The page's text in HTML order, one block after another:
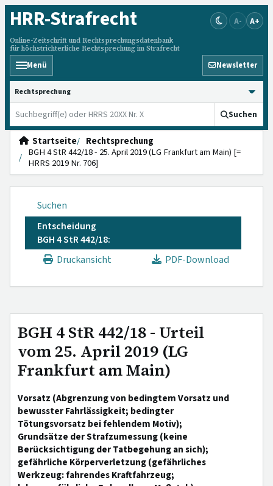
HRR-Strafrecht
Online-Zeitschrift und Rechtsprechungsdatenbank
für höchstrichterliche Rechtsprechung im Strafrecht
A- A+
Menü Newsletter
HRRS durchsuchen
Suchen
Startseite
Rechtsprechung
BGH 4 StR 442/18 - 25. April 2019 (LG Frankfurt am Main) [=
HRRS 2019 Nr. 706]
Suchen
Entscheidung
BGH 4 StR 442/18:
Druckansicht
PDF-Download
BGH 4 StR 442/18 - Urteil
vom 25. April 2019 (LG
Frankfurt am Main)
Vorsatz (Abgrenzung von bedingtem Vorsatz und
bewusster Fahrlässigkeit; bedingter
Tötungsvorsatz bei fehlendem Motiv);
Grundsätze der Strafzumessung (keine
Berücksichtigung der Tatbegehung an sich);
gefährliche Körperverletzung (gefährliches
Werkzeug: fahrendes Kraftfahrzeug;